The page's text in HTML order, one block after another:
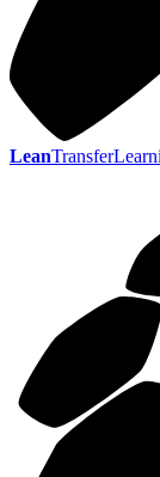
Lean